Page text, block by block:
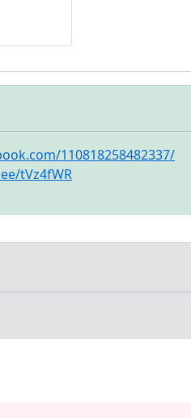
輕鬆！
贈送多
防撞保
群官方
• 七
商品有
，中古
• 店家
更、
110818258482337/
tVz4fWR